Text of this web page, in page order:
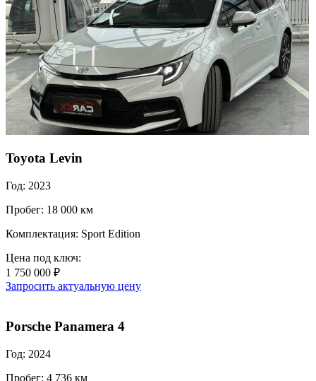
Toyota Levin
Год: 2023
Пробег: 18 000 км
Комплектация: Sport Edition
Цена под ключ:
1 750 000 ₽
Запросить актуальную цену
Porsche Panamera 4
Год: 2024
Пробег: 4 736 км